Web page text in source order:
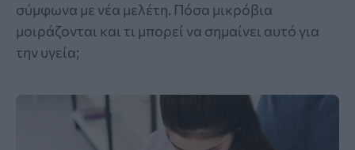
σύμφωνα με νέα μελέτη. Πόσα μικρόβια
μοιράζονται και τι μπορεί να σημαίνει αυτό για
την υγεία;